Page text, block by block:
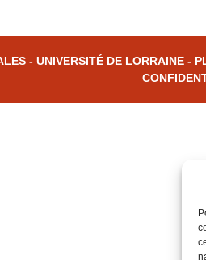
- UNIVERSITÉ DE LORRAINE -